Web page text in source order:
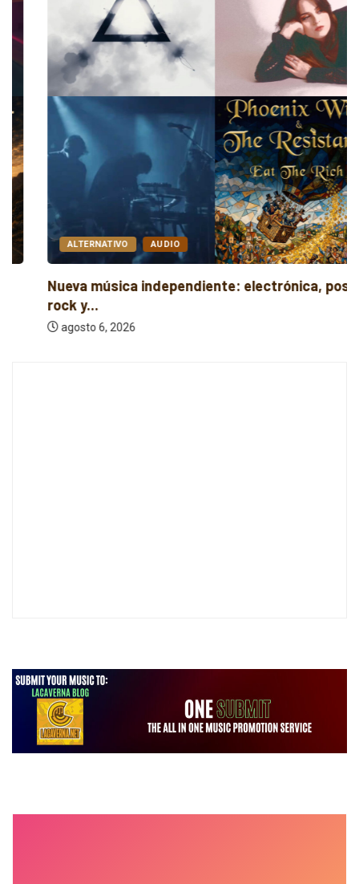
ALTERNATIVO AUDIO
Nueva música independiente: electrónica, post
rock y...
agosto 6, 2026